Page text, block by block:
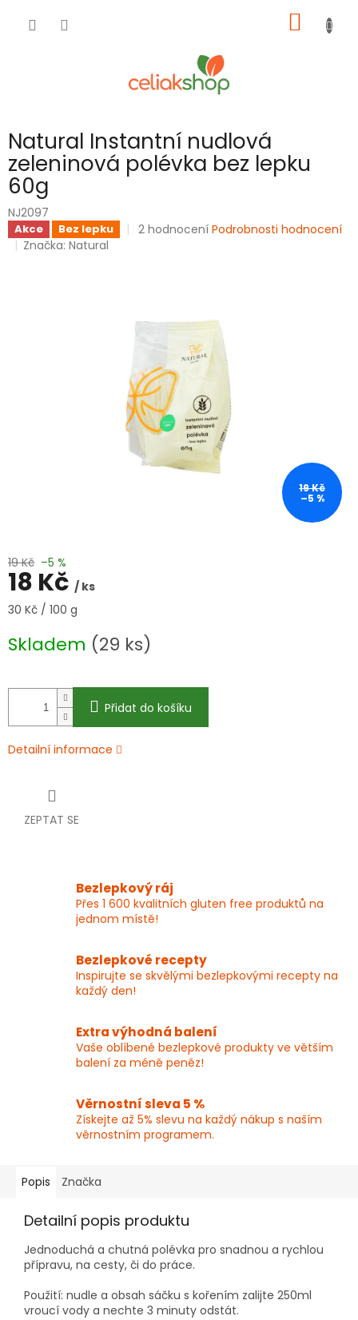
KOŠÍK
Natural Instantní nudlová
zeleninová polévka bez lepku
60g
NJ2097
Akce Bez lepku
Průměrné
5
hvězdiček.
2 hodnocení Podrobnosti hodnocení
Značka:Natural
19 Kč
–5 %
19 Kč –5 %
18 Kč / ks
Měrná
30 Kč / 100 g
Skladem (29 ks)
Přidat do košíku
Detailní informace
ZEPTAT SE
Bezlepkový ráj
Přes 1 600 kvalitních gluten free produktů na
jednom místě!
Bezlepkové recepty
Inspirujte se skvělými bezlepkovými recepty na
každý den!
Extra výhodná balení
Vaše oblíbené bezlepkové produkty ve větším
balení za méně peněz!
Věrnostní sleva 5 %
Získejte až 5% slevu na každý nákup s naším
věrnostním programem.
Popis Značka
Detailní popis produktu
Jednoduchá a chutná polévka pro snadnou a rychlou
přípravu, na cesty, či do práce.
Použití: nudle a obsah sáčku s kořením zalijte 250ml
vroucí vody a nechte 3 minuty odstát.